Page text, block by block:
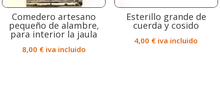
Comedero artesano
pequeño de alambre,
para interior la jaula
8,00 € iva incluido
Esterillo grande de
cuerda y cosido
4,00 € iva incluido